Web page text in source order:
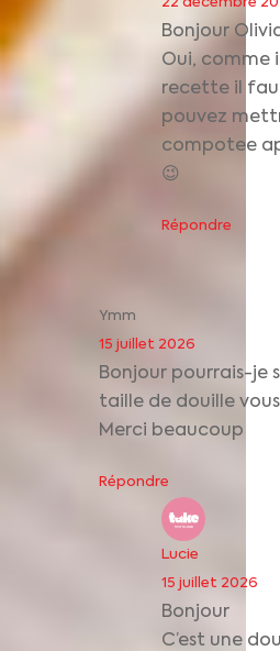
22 décembre
Bonjour
Oui, comme
recette il
pouvez
compotee
😉
Répondre
Ymm
15 juillet 2026
Bonjour pourrais-je
taille de douille
Merci beaucoup
Répondre
Lucie
15 juillet 2026
Bonjour
C’est une